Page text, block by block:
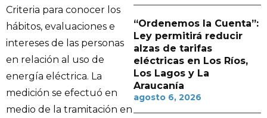
Criteria para conocer los
hábitos, evaluaciones e
intereses de las personas
en relación al uso de
energía eléctrica. La
medición se efectuó en
medio de la tramitación en
“Ordenemos la Cuenta”:
Ley permitirá reducir
alzas de tarifas
eléctricas en Los Ríos,
Los Lagos y La
Araucanía
agosto 6, 2026